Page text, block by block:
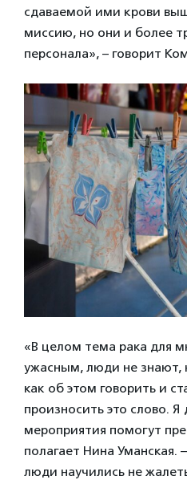
сдаваемой ими крови
миссию, но они и более
персонала», – говорит
«В целом тема рака для
ужасным, люди не знают,
как об этом говорить и
произносить это слово.
мероприятия помогут
полагает Нина Уманская.
люди научились не